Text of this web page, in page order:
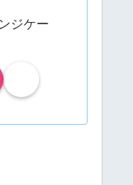
ジケー